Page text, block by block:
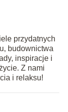
przydatnych
budownictwa
inspiracje i
Z nami
i relaksu!